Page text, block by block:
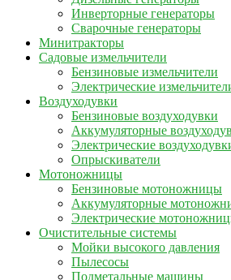
Инверторные генераторы
Сварочные генераторы
Минитракторы
Садовые измельчители
Бензиновые измельчители
Электрические
Воздуходувки
Бензиновые воздуходувки
Аккумуляторные
Электрические
Опрыскиватели
Мотоножницы
Бензиновые мотоножницы
Аккумуляторные
Электрические
Очистительные системы
Мойки высокого давления
Пылесосы
Подметальные машины